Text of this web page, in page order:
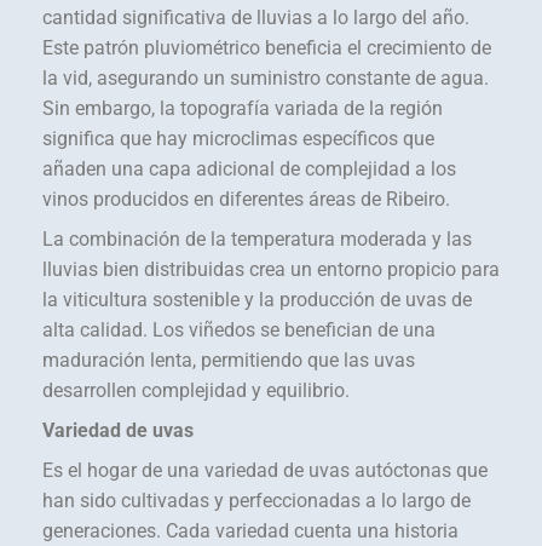
cantidad significativa de lluvias a lo largo del año.
Este patrón pluviométrico beneficia el crecimiento de
la vid, asegurando un suministro constante de agua.
Sin embargo, la topografía variada de la región
significa que hay microclimas específicos que
añaden una capa adicional de complejidad a los
vinos producidos en diferentes áreas de Ribeiro.
La combinación de la temperatura moderada y las
lluvias bien distribuidas crea un entorno propicio para
la viticultura sostenible y la producción de uvas de
alta calidad. Los viñedos se benefician de una
maduración lenta, permitiendo que las uvas
desarrollen complejidad y equilibrio.
Variedad de uvas
Es el hogar de una variedad de uvas autóctonas que
han sido cultivadas y perfeccionadas a lo largo de
generaciones. Cada variedad cuenta una historia